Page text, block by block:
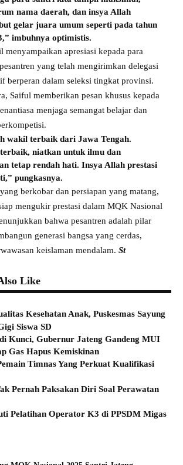
nama daerah, dan insya Allah
gelar juara umum seperti pada tahun
imbuhnya optimistis.
menyampaikan apresiasi kepada para
yang telah mengirimkan delegasi
berperan dalam seleksi tingkat provinsi.
Saiful memberikan pesan khusus kepada
menjaga semangat belajar dan
wakil terbaik dari Jawa Tengah.
niatkan untuk ilmu dan
tetap rendah hati. Insya Allah prestasi
pungkasnya.
berkobar dan persiapan yang matang,
mengukir prestasi dalam MQK Nasional
bahwa pesantren adalah pilar
generasi bangsa yang cerdas,
keislaman mendalam. St
Like
Kesehatan Anak, Puskesmas Sayung
Siswa SD
Kunci, Gubernur Jateng Gandeng MUI
Gas Hapus Kemiskinan
Timnas Yang Perkuat Kualifikasi
Pernah Paksakan Diri Soal Perawatan
Pelatihan Operator K3 di PPSDM Migas